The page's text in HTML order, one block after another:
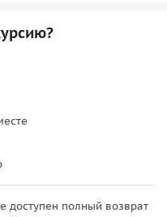
доступен полный возврат